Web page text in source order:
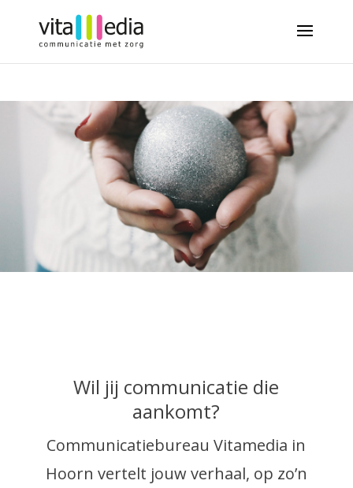
Wil jij communicatie die
aankomt?
Communicatiebureau Vitamedia in
Hoorn vertelt jouw verhaal, op zo’n